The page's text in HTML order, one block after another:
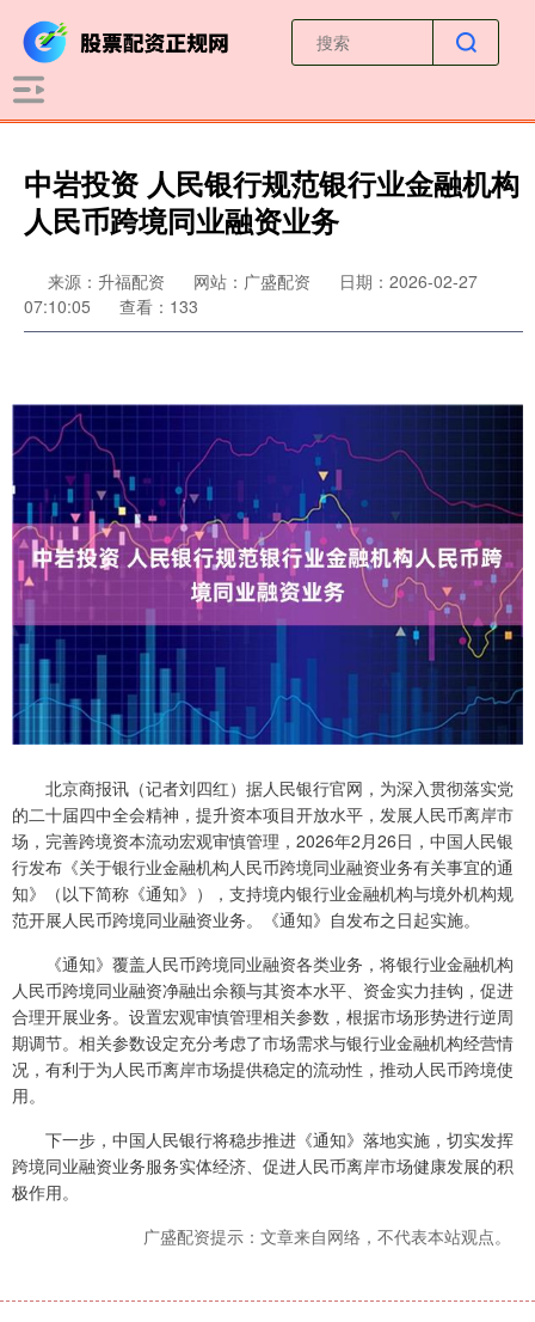
中岩投资 人民银行规范银行业金融机构
人民币跨境同业融资业务
来源：升福配资 网站：广盛配资
日期：2026-02-27
07:10:05
查看：133
北京商报讯（记者刘四红）据人民银行官网，为深入贯彻落实党
的二十届四中全会精神，提升资本项目开放水平，发展人民币离岸市
场，完善跨境资本流动宏观审慎管理，2026年2月26日，中国人民银
行发布《关于银行业金融机构人民币跨境同业融资业务有关事宜的通
知》（以下简称《通知》），支持境内银行业金融机构与境外机构规
范开展人民币跨境同业融资业务。《通知》自发布之日起实施。
《通知》覆盖人民币跨境同业融资各类业务，将银行业金融机构
人民币跨境同业融资净融出余额与其资本水平、资金实力挂钩，促进
合理开展业务。设置宏观审慎管理相关参数，根据市场形势进行逆周
期调节。相关参数设定充分考虑了市场需求与银行业金融机构经营情
况，有利于为人民币离岸市场提供稳定的流动性，推动人民币跨境使
用。
下一步，中国人民银行将稳步推进《通知》落地实施，切实发挥
跨境同业融资业务服务实体经济、促进人民币离岸市场健康发展的积
极作用。
广盛配资提示：文章来自网络，不代表本站观点。